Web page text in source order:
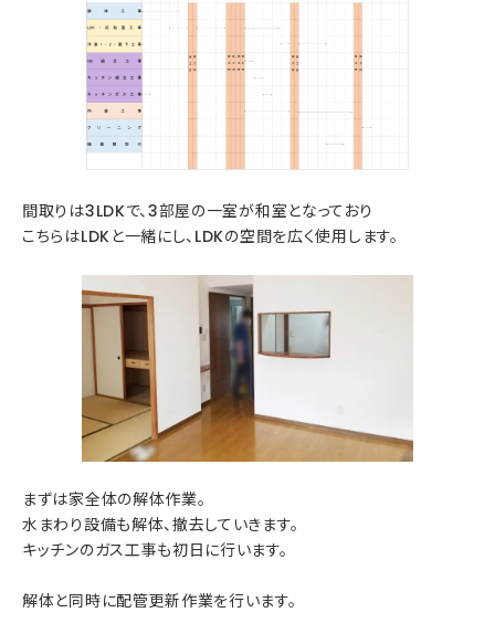
間取りは3LDKで、3部屋の一室が和室となっており
こちらはLDKと一緒にし、LDKの空間を広く使用します。
まずは家全体の解体作業。
水まわり設備も解体、撤去していきます。
キッチンのガス工事も初日に行います。
解体と同時に配管更新作業を行います。